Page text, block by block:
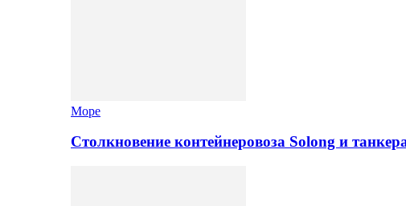
Море
Столкновение контейнеровоза Solong и